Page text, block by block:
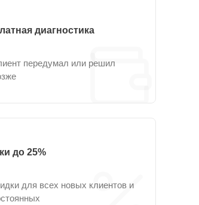
диагностика
передумал или решил
до 25%
для всех новых клиентов и